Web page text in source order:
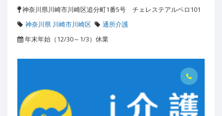
神奈川県川崎市川崎区追分町1番5号 チェレステアルベロ101
神奈川県 川崎市川崎区
通所介護
年末年始（12/30～1/3）休業